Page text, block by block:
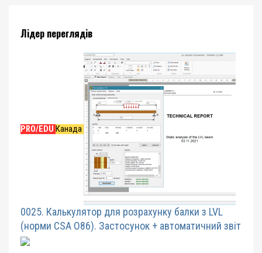
Лідер переглядів
PRO/EDU Канада
0025. Калькулятор для розрахунку балки з LVL
(норми CSA O86). Застосунок + автоматичний звіт